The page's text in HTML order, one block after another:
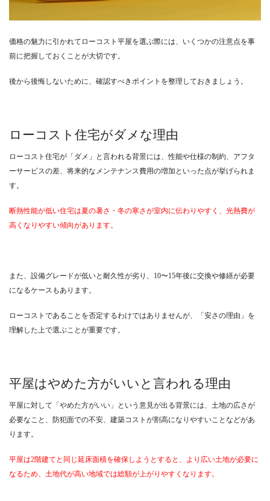
価格の魅力に引かれてローコスト平屋を選ぶ際には、いくつかの注意点を事
前に把握しておくことが大切です。
後から後悔しないために、確認すべきポイントを整理しておきましょう。
ローコスト住宅がダメな理由
ローコスト住宅が「ダメ」と言われる背景には、性能や仕様の制約、アフタ
ーサービスの差、将来的なメンテナンス費用の増加といった点が挙げられま
す。
断熱性能が低い住宅は夏の暑さ・冬の寒さが室内に伝わりやすく、光熱費が
高くなりやすい傾向があります。
また、設備グレードが低いと耐久性が劣り、10〜15年後に交換や修繕が必要
になるケースもあります。
ローコストであることを否定するわけではありませんが、「安さの理由」を
理解した上で選ぶことが重要です。
平屋はやめた方がいいと言われる理由
平屋に対して「やめた方がいい」という意見が出る背景には、土地の広さが
必要なこと、防犯面での不安、建築コストが割高になりやすいことなどがあ
ります。
平屋は2階建てと同じ延床面積を確保しようとすると、より広い土地が必要に
なるため、土地代が高い地域では総額が上がりやすくなります。